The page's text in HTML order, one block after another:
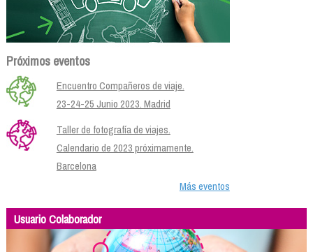
Próximos eventos
Encuentro Compañeros de viaje.
23-24-25 Junio 2023. Madrid
Taller de fotografía de viajes.
Calendario de 2023 próximamente.
Barcelona
Más eventos
Usuario Colaborador